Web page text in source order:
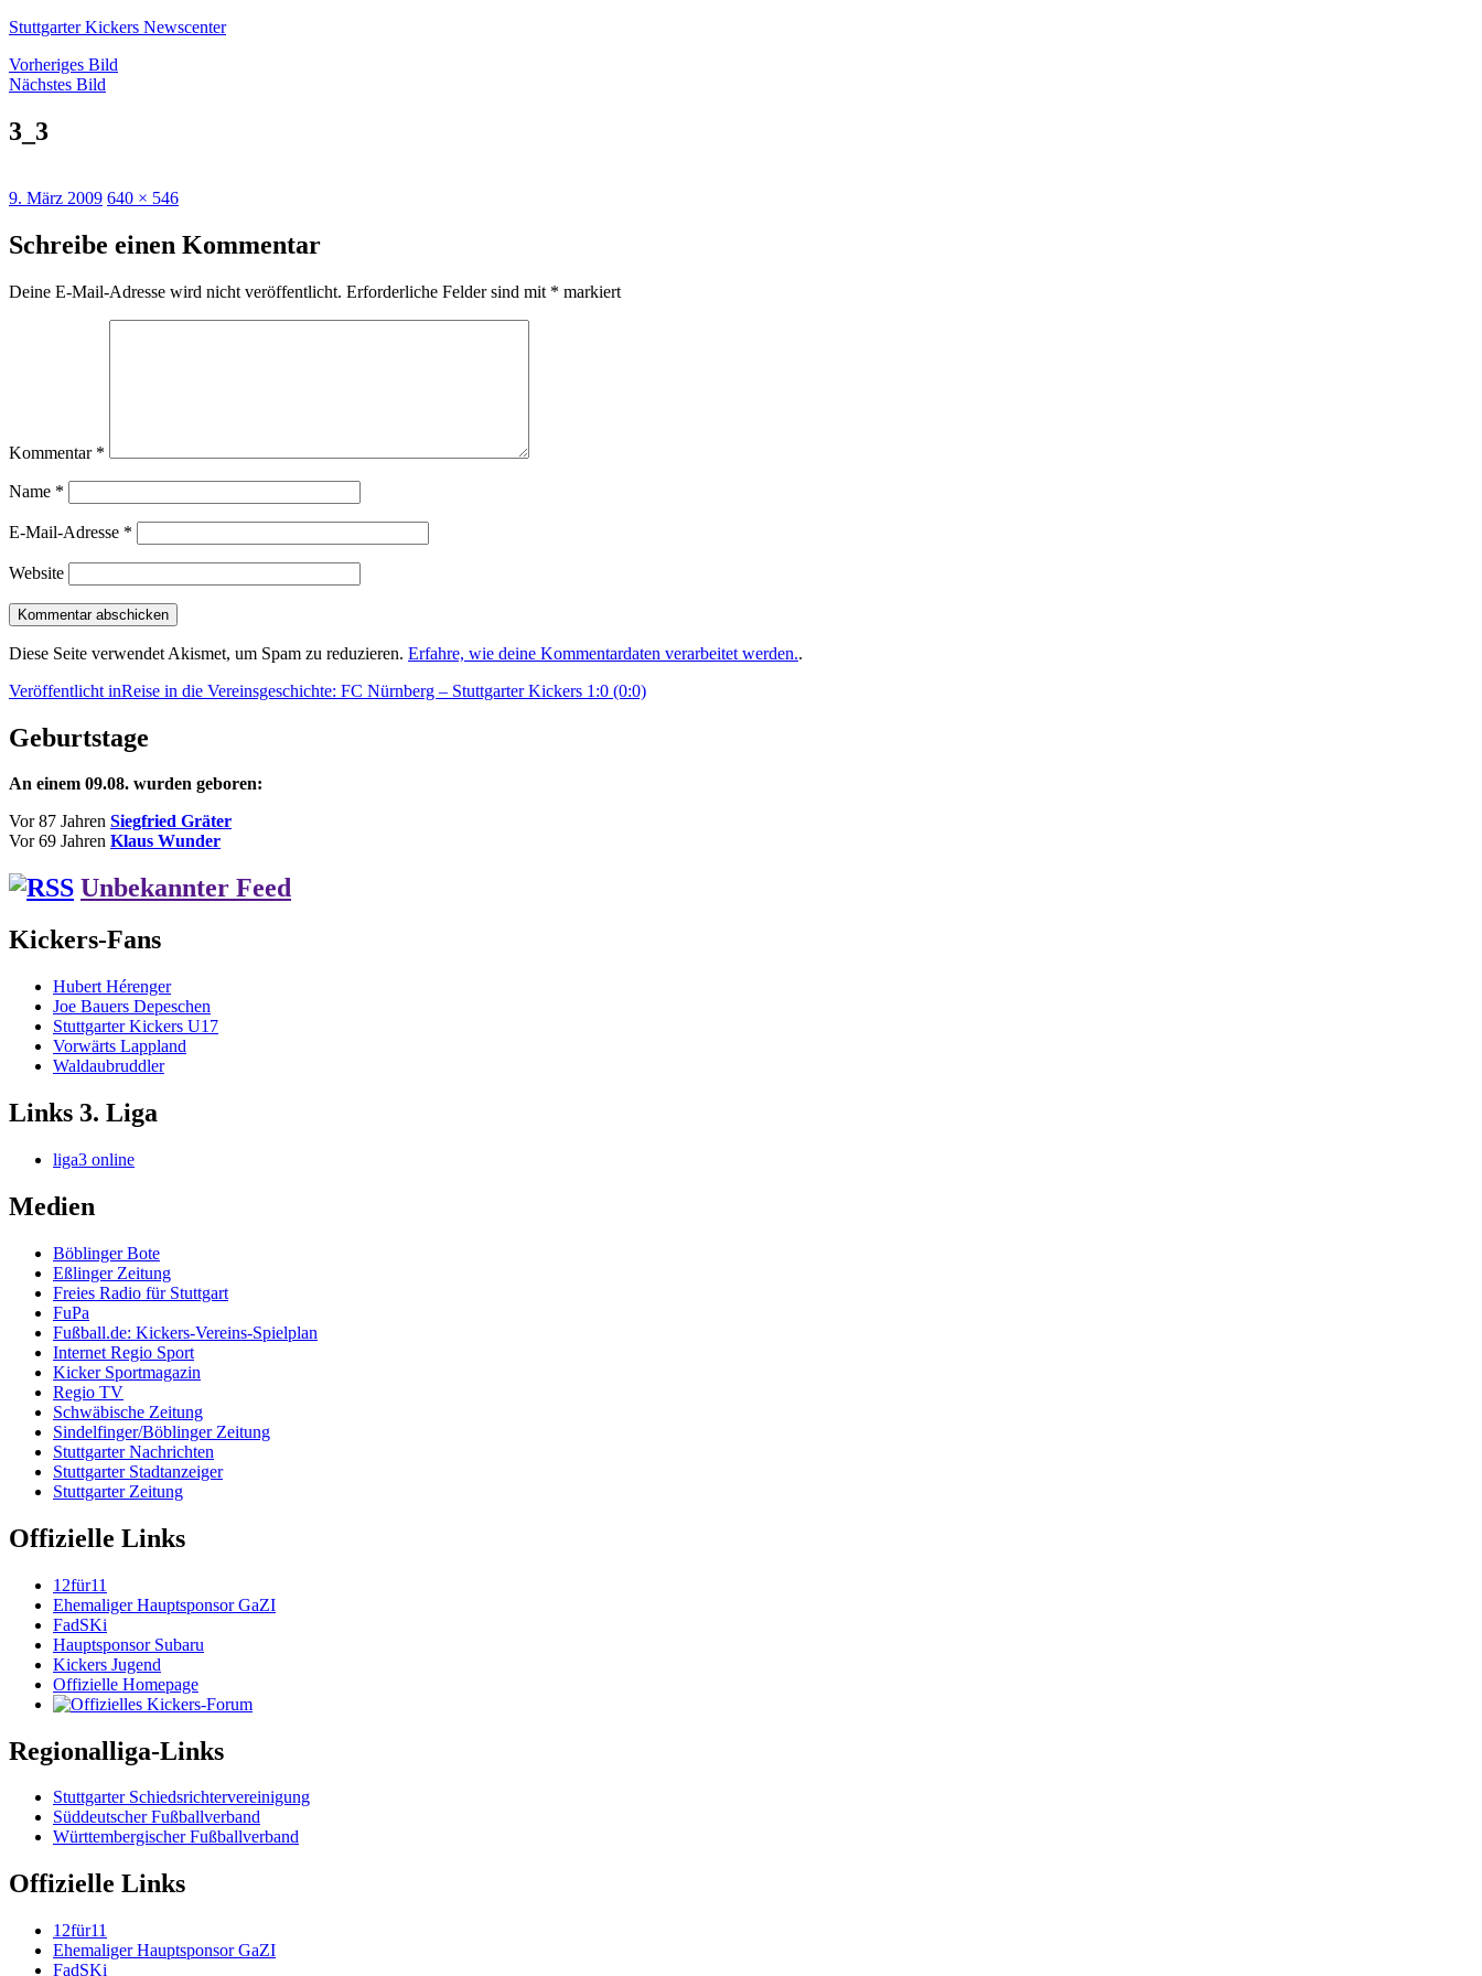
Zum
springen
Stuttgarter Kickers Newscenter
Vorheriges Bild
Nächstes Bild
3_3
Veröffentlicht
9. März 2009 Volle
640 × 546
Schreibe einen Kommentar
Deine E-Mail-Adresse wird nicht veröffentlicht. Erforderliche Felder sind mit * markiert
Kommentar *
Name *
E-Mail-Adresse *
Website
Diese Seite verwendet Akismet, um Spam zu reduzieren. Erfahre, wie deine Kommentardaten verarbeitet werden..
Beitragsnavigation
Veröffentlicht inReise in die Vereinsgeschichte: FC Nürnberg – Stuttgarter Kickers 1:0 (0:0)
Geburtstage
An einem 09.08. wurden geboren:
Vor 87 Jahren Siegfried Gräter
Vor 69 Jahren Klaus Wunder
Unbekannter Feed
Kickers-Fans
Hubert Hérenger
Joe Bauers Depeschen
Stuttgarter Kickers U17
Vorwärts Lappland
Waldaubruddler
Links 3. Liga
liga3 online
Medien
Böblinger Bote
Eßlinger Zeitung
Freies Radio für Stuttgart
FuPa
Fußball.de: Kickers-Vereins-Spielplan
Internet Regio Sport
Kicker Sportmagazin
Regio TV
Schwäbische Zeitung
Sindelfinger/Böblinger Zeitung
Stuttgarter Nachrichten
Stuttgarter Stadtanzeiger
Stuttgarter Zeitung
Offizielle Links
12für11
Ehemaliger Hauptsponsor GaZI
FadSKi
Hauptsponsor Subaru
Kickers Jugend
Offizielle Homepage
Regionalliga-Links
Stuttgarter Schiedsrichtervereinigung
Süddeutscher Fußballverband
Württembergischer Fußballverband
Offizielle Links
12für11
Ehemaliger Hauptsponsor GaZI
FadSKi